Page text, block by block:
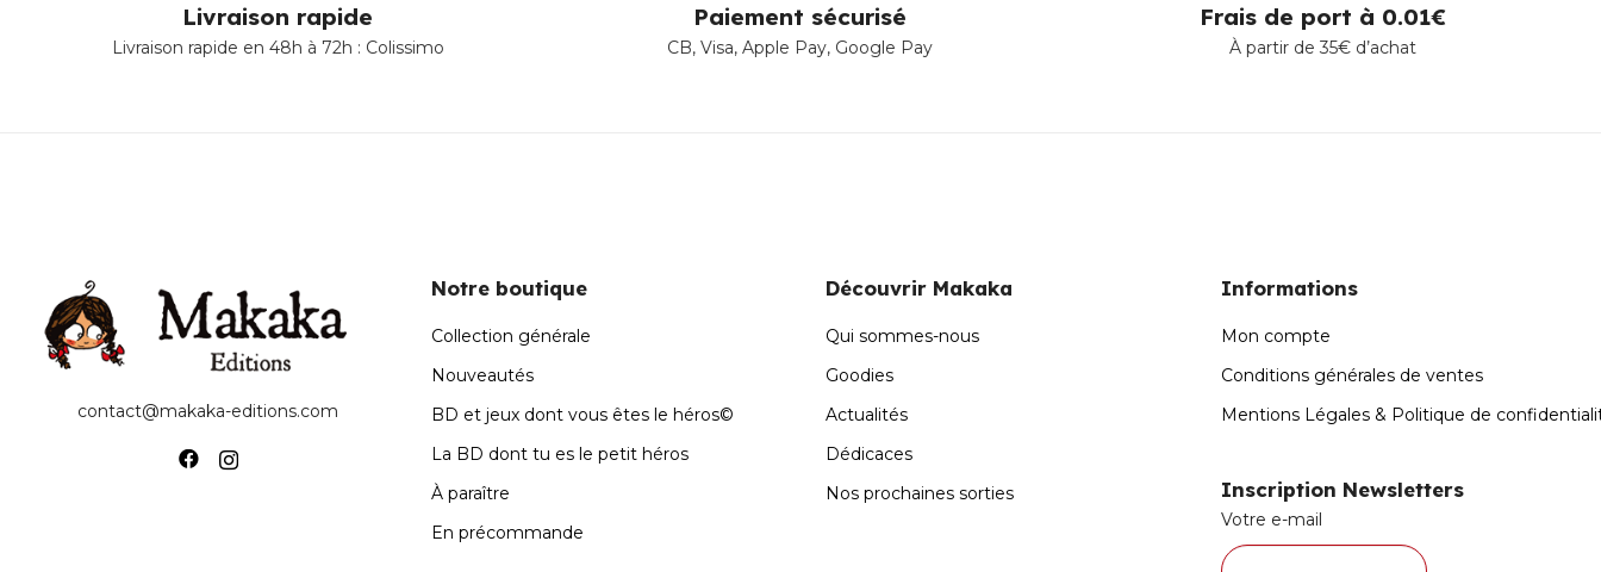
Livraison rapide
Livraison rapide en 48h à 72h : Colissimo
Paiement sécurisé
CB, Visa, Apple Pay, Google Pay
Frais de port à 0.01€
À partir de 35€ d’achat
contact@makaka-editions.com
Notre boutique
Collection générale
Nouveautés
BD et jeux dont vous êtes le héros©
La BD dont tu es le petit héros
À paraître
En précommande
Découvrir Makaka
Qui sommes-nous
Goodies
Actualités
Dédicaces
Nos prochaines sorties
Informations
Mon compte
Conditions générales de ventes
Mentions Légales & Politique de
Inscription Newsletters
Votre e-mail